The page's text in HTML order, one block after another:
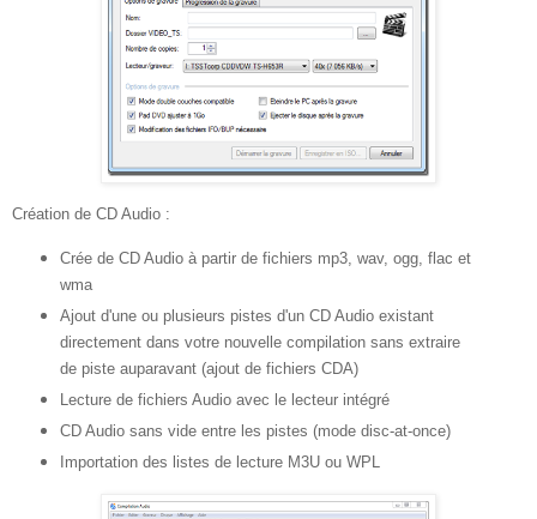
Création de CD Audio :
Crée de CD Audio à partir de fichiers mp3, wav, ogg, flac et
wma
Ajout d'une ou plusieurs pistes d'un CD Audio existant
directement dans votre nouvelle compilation sans extraire
de piste auparavant (ajout de fichiers CDA)
Lecture de fichiers Audio avec le lecteur intégré
CD Audio sans vide entre les pistes (mode disc-at-once)
Importation des listes de lecture M3U ou WPL